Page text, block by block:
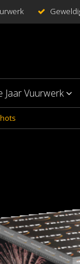
Jaar Vuurwerk